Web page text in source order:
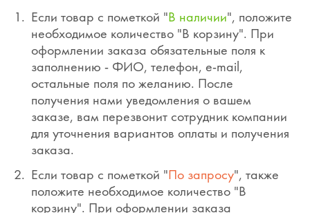
Если товар с пометкой "В наличии", положите
необходимое количество "В корзину". При
оформлении заказа обязательные поля к
заполнению - ФИО, телефон, e-mail,
остальные поля по желанию. После
получения нами уведомления о вашем
заказе, вам перезвонит сотрудник компании
для уточнения вариантов оплаты и получения
заказа.
Если товар с пометкой "По запросу", также
положите необходимое количество "В
корзину". При оформлении заказа